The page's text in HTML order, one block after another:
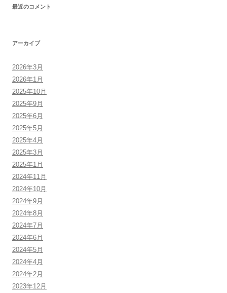
ョ
最近のコメント
アーカイブ
2026年3月
2026年1月
2025年10月
2025年9月
2025年6月
2025年5月
2025年4月
2025年3月
2025年1月
2024年11月
2024年10月
2024年9月
2024年8月
2024年7月
2024年6月
2024年5月
2024年4月
2024年2月
2023年12月